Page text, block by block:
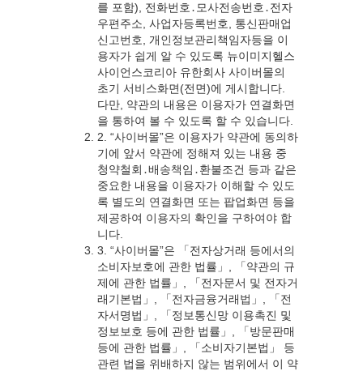
를 포함), 전화번호․모사전송번호․전자
우편주소, 사업자등록번호, 통신판매업
신고번호, 개인정보관리책임자등을 이
용자가 쉽게 알 수 있도록 뉴이미지헬스
사이언스코리아 유한회사 사이버몰의
초기 서비스화면(전면)에 게시합니다.
다만, 약관의 내용은 이용자가 연결화면
을 통하여 볼 수 있도록 할 수 있습니다.
2. “사이버몰”은 이용자가 약관에 동의하
기에 앞서 약관에 정해져 있는 내용 중
청약철회․배송책임․환불조건 등과 같은
중요한 내용을 이용자가 이해할 수 있도
록 별도의 연결화면 또는 팝업화면 등을
제공하여 이용자의 확인을 구하여야 합
니다.
3. “사이버몰”은 「전자상거래 등에서의
소비자보호에 관한 법률」, 「약관의 규
제에 관한 법률」, 「전자문서 및 전자거
래기본법」, 「전자금융거래법」, 「전
자서명법」, 「정보통신망 이용촉진 및
정보보호 등에 관한 법률」, 「방문판매
등에 관한 법률」, 「소비자기본법」 등
관련 법을 위배하지 않는 범위에서 이 약